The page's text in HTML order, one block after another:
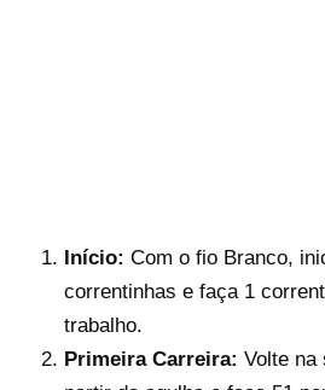
Início: Com o fio Branco,
correntinhas e faça 1
trabalho.
Primeira Carreira: Volte na